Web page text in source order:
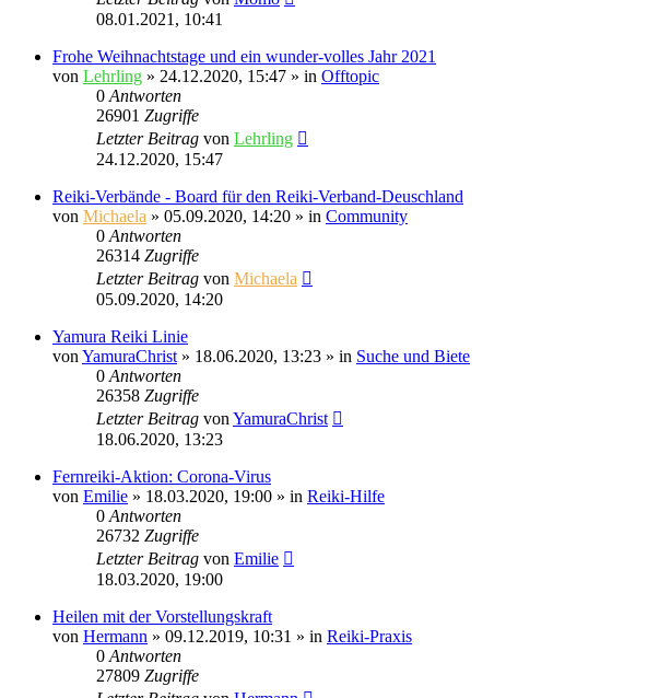
08.01.2021, 10:41
Frohe Weihnachtstage und ein wunder-volles Jahr 2021
von Lehrling » 24.12.2020, 15:47 » in Offtopic
0 Antworten
26901 Zugriffe
Letzter Beitrag von Lehrling
24.12.2020, 15:47
Reiki-Verbände - Board für den Reiki-Verband-Deuschland
von Michaela » 05.09.2020, 14:20 » in Community
0 Antworten
26314 Zugriffe
Letzter Beitrag von Michaela
05.09.2020, 14:20
Yamura Reiki Linie
von YamuraChrist » 18.06.2020, 13:23 » in Suche und Biete
0 Antworten
26358 Zugriffe
Letzter Beitrag von YamuraChrist
18.06.2020, 13:23
Fernreiki-Aktion: Corona-Virus
von Emilie » 18.03.2020, 19:00 » in Reiki-Hilfe
0 Antworten
26732 Zugriffe
Letzter Beitrag von Emilie
18.03.2020, 19:00
Heilen mit der Vorstellungskraft
von Hermann » 09.12.2019, 10:31 » in Reiki-Praxis
0 Antworten
27809 Zugriffe